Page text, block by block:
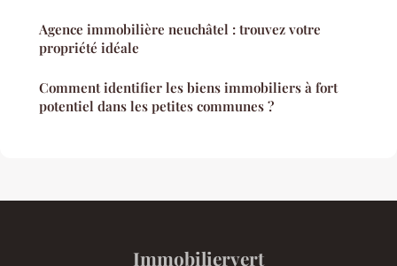
Agence immobilière neuchâtel : trouvez votre
propriété idéale
Comment identifier les biens immobiliers à fort
potentiel dans les petites communes ?
Immobiliervert